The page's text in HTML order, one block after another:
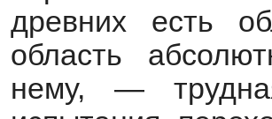
древних есть
область
нему, —